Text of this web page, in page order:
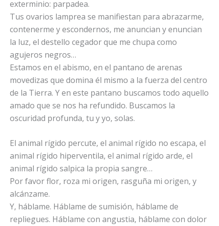
exterminio: parpadea.
Tus ovarios lamprea se manifiestan para abrazarme,
contenerme y escondernos, me anuncian y enuncian
la luz, el destello cegador que me chupa como
agujeros negros…
Estamos en el abismo, en el pantano de arenas
movedizas que domina él mismo a la fuerza del centro
de la Tierra. Y en este pantano buscamos todo aquello
amado que se nos ha refundido. Buscamos la
oscuridad profunda, tu y yo, solas.
El animal rígido percute, el animal rígido no escapa, el
animal rígido hiperventila, el animal rígido arde, el
animal rígido salpica la propia sangre…
Por favor flor, roza mi origen, rasguña mi origen, y
alcánzame.
Y, háblame. Háblame de sumisión, háblame de
repliegues. Háblame con angustia, háblame con dolor